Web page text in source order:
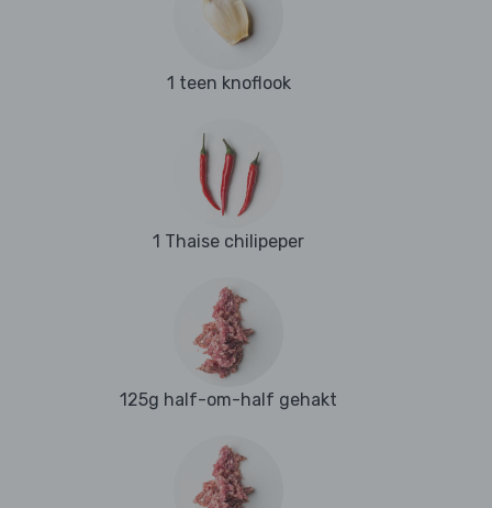
1 teen knoflook
1 Thaise chilipeper
125g half-om-half gehakt